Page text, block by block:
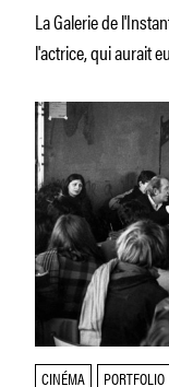
La Galerie de
l'actrice, qui aurait
CINÉMA PORTFOLIO